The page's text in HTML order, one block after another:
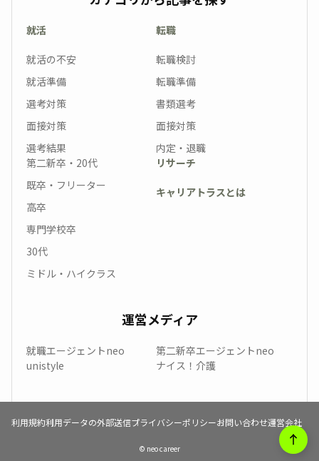
就活
就活の不安
就活準備
選考対策
面接対策
選考結果
転職
転職検討
転職準備
書類選考
面接対策
内定・退職
第二新卒・20代
既卒・フリーター
高卒
専門学校卒
30代
ミドル・ハイクラス
リサーチ
キャリアトラスとは
運営メディア
就職エージェントneo
第二新卒エージェントneo
unistyle
ナイス！介護
利用規約利用データの外部送信プライバシーポリシーお問い合わせ運営会社
© neo career